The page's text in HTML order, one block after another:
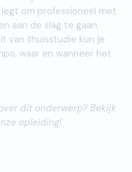
om professioneel met
aan de slag te gaan.
van thuisstudie kun je
waar en wanneer het
dit onderwerp? Bekijk
opleiding!